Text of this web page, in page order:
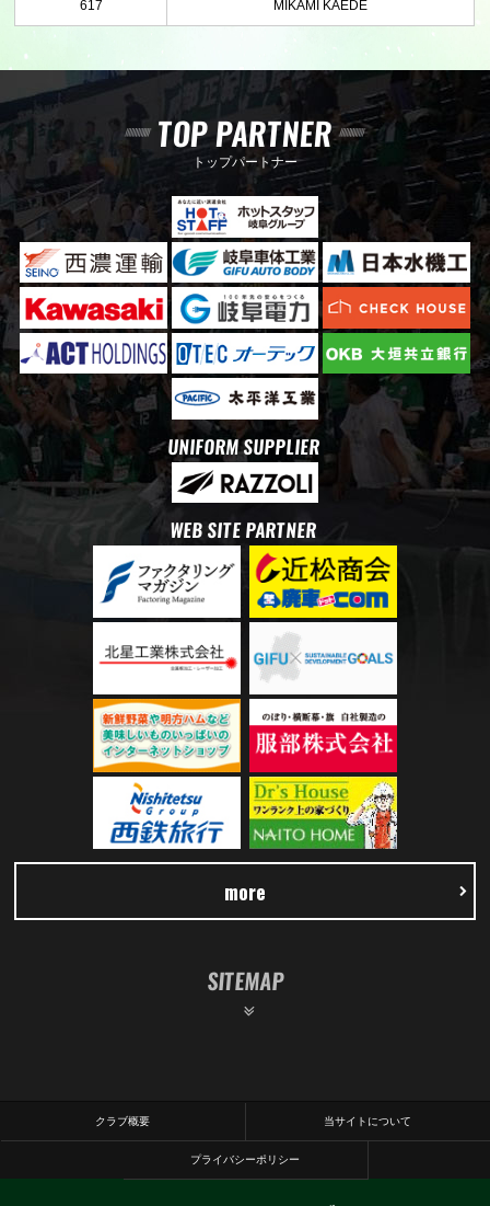
617 MIKAMI KAEDE
TOP PARTNER
トップパートナー
UNIFORM SUPPLIER
WEB SITE PARTNER
more
SITEMAP
クラブ概要 当サイトについて
プライバシーポリシー